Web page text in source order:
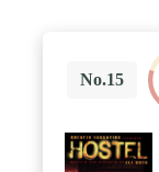
No.15